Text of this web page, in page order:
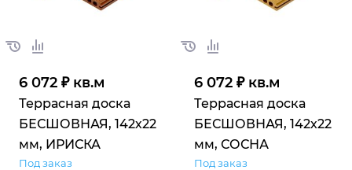
6 072 ₽ кв.м
Террасная доска
БЕСШОВНАЯ, 142х22
мм, ИРИСКА
Под заказ
6 072 ₽ кв.м
Террасная доска
БЕСШОВНАЯ, 142х22
мм, СОСНА
Под заказ